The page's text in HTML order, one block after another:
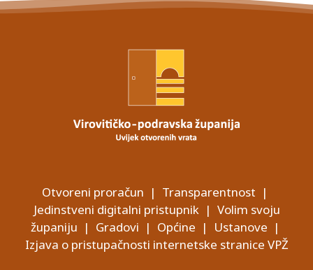
Otvoreni proračun | Transparentnost |
Jedinstveni digitalni pristupnik| Volim svoju
županiju | Gradovi | Općine | Ustanove |
Izjava o pristupačnosti internetske stranice VPŽ